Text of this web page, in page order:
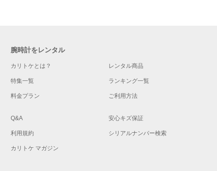
腕時計をレンタル
カリトケとは？ レンタル商品
特集一覧 ランキング一覧
料金プラン ご利用方法
Q&A 安心キズ保証
利用規約 シリアルナンバー検索
カリトケ マガジン